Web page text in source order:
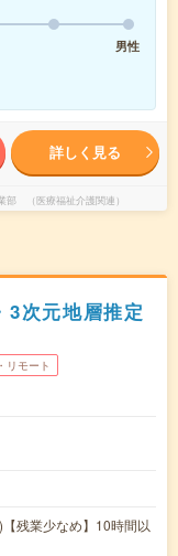
男性
詳しく見る
部 （医療福祉介護関連）
次元地層推定
リモート
残業少なめ】10時間以